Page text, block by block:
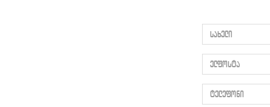
სახელი
ელფოსტა
ტელეფონი